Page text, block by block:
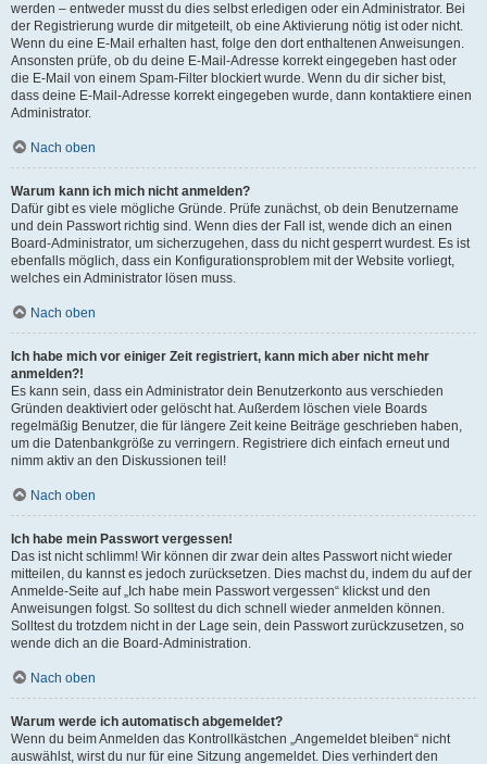
werden – entweder musst du dies selbst erledigen oder ein Administrator. Bei
der Registrierung wurde dir mitgeteilt, ob eine Aktivierung nötig ist oder nicht.
Wenn du eine E-Mail erhalten hast, folge den dort enthaltenen Anweisungen.
Ansonsten prüfe, ob du deine E-Mail-Adresse korrekt eingegeben hast oder
die E-Mail von einem Spam-Filter blockiert wurde. Wenn du dir sicher bist,
dass deine E-Mail-Adresse korrekt eingegeben wurde, dann kontaktiere einen
Administrator.
Nach oben
Warum kann ich mich nicht anmelden?
Dafür gibt es viele mögliche Gründe. Prüfe zunächst, ob dein Benutzername
und dein Passwort richtig sind. Wenn dies der Fall ist, wende dich an einen
Board-Administrator, um sicherzugehen, dass du nicht gesperrt wurdest. Es ist
ebenfalls möglich, dass ein Konfigurationsproblem mit der Website vorliegt,
welches ein Administrator lösen muss.
Nach oben
Ich habe mich vor einiger Zeit registriert, kann mich aber nicht mehr
anmelden?!
Es kann sein, dass ein Administrator dein Benutzerkonto aus verschieden
Gründen deaktiviert oder gelöscht hat. Außerdem löschen viele Boards
regelmäßig Benutzer, die für längere Zeit keine Beiträge geschrieben haben,
um die Datenbankgröße zu verringern. Registriere dich einfach erneut und
nimm aktiv an den Diskussionen teil!
Nach oben
Ich habe mein Passwort vergessen!
Das ist nicht schlimm! Wir können dir zwar dein altes Passwort nicht wieder
mitteilen, du kannst es jedoch zurücksetzen. Dies machst du, indem du auf der
Anmelde-Seite auf „Ich habe mein Passwort vergessen“ klickst und den
Anweisungen folgst. So solltest du dich schnell wieder anmelden können.
Solltest du trotzdem nicht in der Lage sein, dein Passwort zurückzusetzen, so
wende dich an die Board-Administration.
Nach oben
Warum werde ich automatisch abgemeldet?
Wenn du beim Anmelden das Kontrollkästchen „Angemeldet bleiben“ nicht
auswählst, wirst du nur für eine Sitzung angemeldet. Dies verhindert den